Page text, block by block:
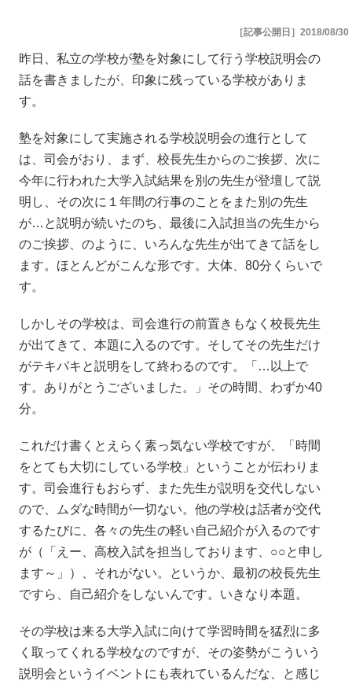
［記事公開日］2018/08/30
昨日、私立の学校が塾を対象にして行う学校説明会の
話を書きましたが、印象に残っている学校がありま
す。
塾を対象にして実施される学校説明会の進行として
は、司会がおり、まず、校長先生からのご挨拶、次に
今年に行われた大学入試結果を別の先生が登壇して説
明し、その次に１年間の行事のことをまた別の先生
が…と説明が続いたのち、最後に入試担当の先生から
のご挨拶、のように、いろんな先生が出てきて話をし
ます。ほとんどがこんな形です。大体、80分くらいで
す。
しかしその学校は、司会進行の前置きもなく校長先生
が出てきて、本題に入るのです。そしてその先生だけ
がテキパキと説明をして終わるのです。「…以上で
す。ありがとうございました。」その時間、わずか40
分。
これだけ書くとえらく素っ気ない学校ですが、「時間
をとても大切にしている学校」ということが伝わりま
す。司会進行もおらず、また先生が説明を交代しない
ので、ムダな時間が一切ない。他の学校は話者が交代
するたびに、各々の先生の軽い自己紹介が入るのです
が（「えー、高校入試を担当しております、○○と申し
ます～」）、それがない。というか、最初の校長先生
ですら、自己紹介をしないんです。いきなり本題。
その学校は来る大学入試に向けて学習時間を猛烈に多
く取ってくれる学校なのですが、その姿勢がこういう
説明会というイベントにも表れているんだな、と感じ